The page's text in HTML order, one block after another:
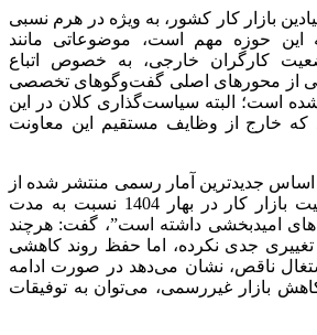
بازار کار کشور، به ویژه در هرم نسبی
این حوزه مهم است، موضوعاتی مانند
کارگران خارجی، به خصوص اتباع
یکی از محورهای اصلی گفت‌وگوهای تخصصی
است؛ البته سیاست‌گذاری کلان در این
که خارج از وظایف مستقیم این معاونت
اساس جدیدترین آمار رسمی منتشر شده از
سوی مرکز آمار، وضعیت بازار کار در بهار 1404 نسبت به مدت
امیدبخشی داشته است”، گفت: هرچند
جدی نکرده، اما حفظ روند کاهشی
ناقص، نشان می‌دهد در صورت ادامه
بازار غیررسمی، می‌توان به توفیقات